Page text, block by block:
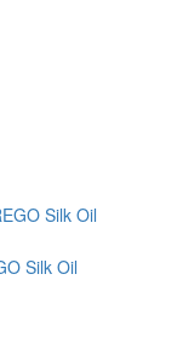
Silk Oil